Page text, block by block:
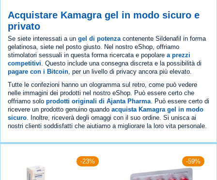
Acquistare Kamagra gel in modo sicuro e
privato
Se siete interessati a un gel di potenza contenente Sildenafil in forma
gelatinosa, siete nel posto giusto. Nel nostro eShop, offriamo
stimolatori sessuali in questa forma ricercata e popolare a prezzi
competitivi . Questo include una consegna discreta e la possibilità di
pagare con i Bitcoin , per un livello di privacy ancora più elevato.
Tutte le confezioni hanno un ologramma sul retro, come può vedere
nelle immagini dei prodotti nel nostro eShop. Può essere certo che
offriamo solo prodotti originali di Ajanta Pharma . Può essere certo di
ricevere un prodotto genuino quando acquista Kamagra gel in modo
sicuro . Inoltre, riceverà degli omaggi con il suo ordine. Si unisca ai
nostri clienti soddisfatti che aiutiamo a migliorare la loro vita personale.
-23% -59%